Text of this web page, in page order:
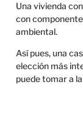
Una vivienda
con
ambiental.
Así pues, una
elección más
puede tomar a